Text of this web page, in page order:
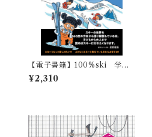
【電子書籍】100%ski 学べ
る絵本でスキーがもっと好き
になる
¥2,310